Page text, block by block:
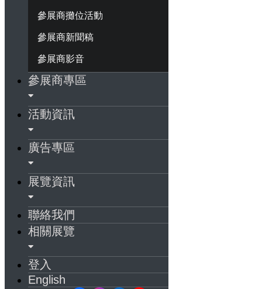
參展商攤位活動
參展商新聞稿
參展商影音
參展商專區
活動資訊
廣告專區
展覽資訊
聯絡我們
相關展覽
登入
English